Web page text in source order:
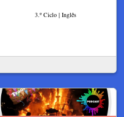
3.º Ciclo | Inglês